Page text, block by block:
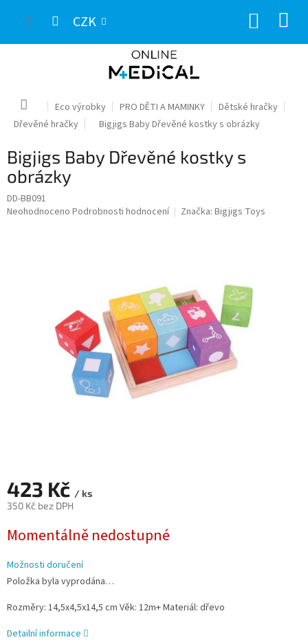
CZK
Domů Eco výrobky PRO DĚTI A MAMINKY
Dětské hračky
Dřevěné hračky
Bigjigs Baby Dřevěné kostky s obrázky
Bigjigs Baby Dřevěné kostky s
obrázky
DD-BB091
Průměrné
Neohodnoceno Podrobnosti hodnocení Značka: Bigjigs Toys
423 Kč / ks
350 Kč bez DPH
cena:
Momentálně nedostupné
Možnosti doručení
Položka byla vyprodána…
Rozměry: 14,5x4,5x14,5 cm Věk: 12m+ Materiál: dřevo
Detailní informace